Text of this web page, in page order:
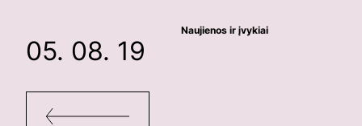
Naujienos ir įvykiai
05. 08. 19